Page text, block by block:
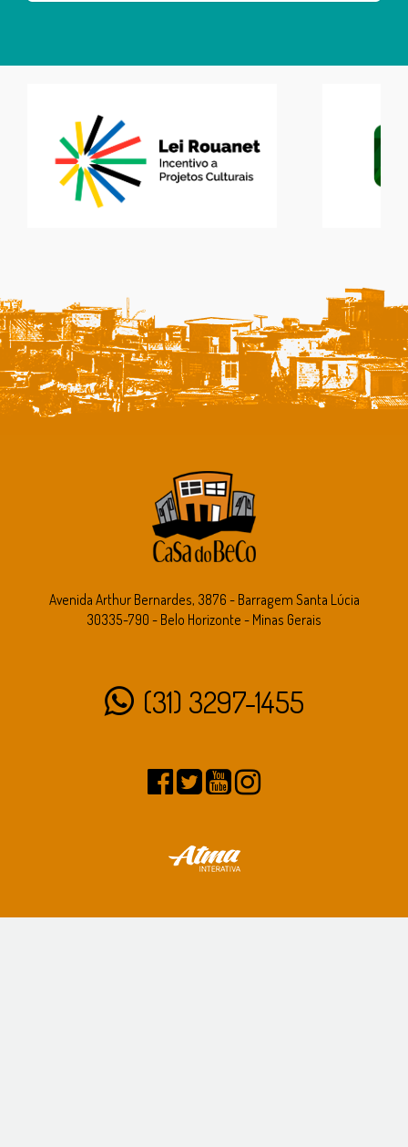
Avenida Arthur Bernardes, 3876 - Barragem Santa Lúcia
30335-790 - Belo Horizonte - Minas Gerais
(31) 3297-1455